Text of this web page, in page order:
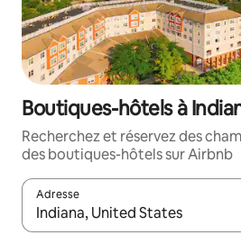
Boutiques-hôtels à
Recherchez et réservez des
des boutiques-hôtels sur Airbnb
Adresse
Lorsque les résultats s'affichent,